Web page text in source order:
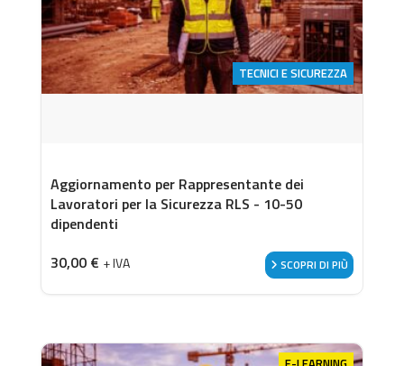
TECNICI E SICUREZZA
Aggiornamento per Rappresentante dei
Lavoratori per la Sicurezza RLS - 10-50
dipendenti
30,00 € + IVA SCOPRI DI PIÙ